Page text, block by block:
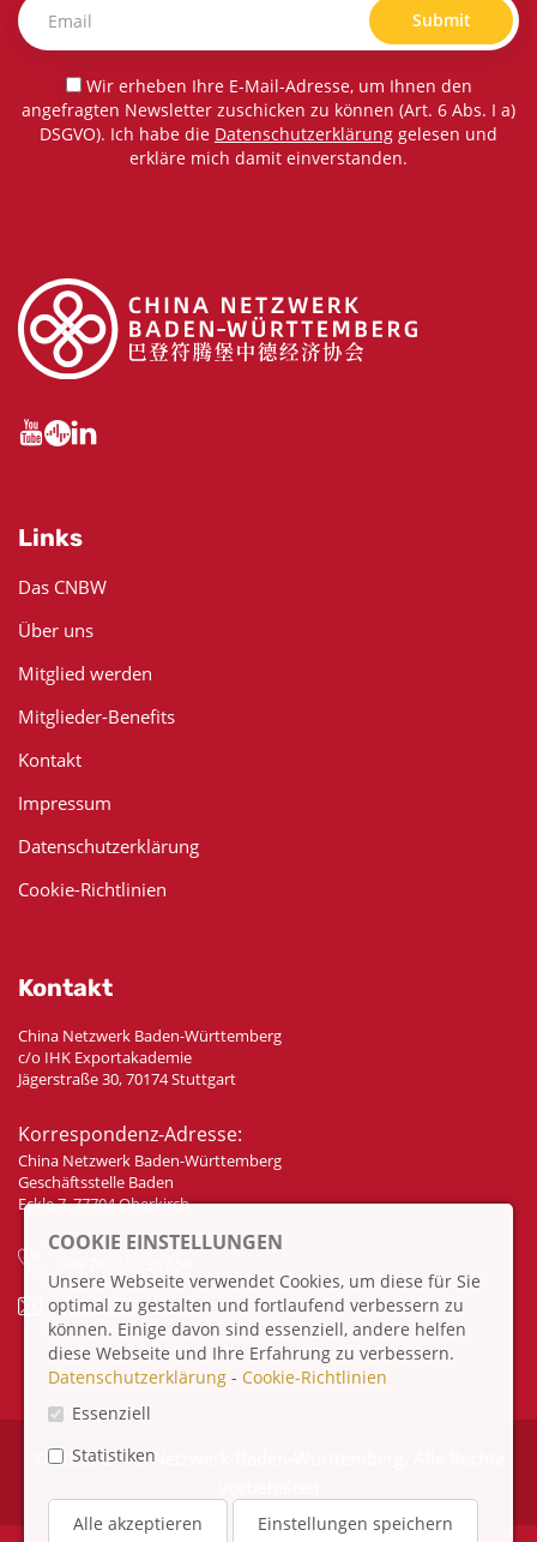
Submit
Wir erheben Ihre E-Mail-Adresse, um Ihnen den
angefragten Newsletter zuschicken zu können (Art. 6 Abs. I a)
DSGVO). Ich habe die Datenschutzerklärung gelesen und
erkläre mich damit einverstanden.
Links
Das CNBW
Über uns
Mitglied werden
Mitglieder-Benefits
Kontakt
Impressum
Datenschutzerklärung
Cookie-Richtlinien
Kontakt
China Netzwerk Baden-Württemberg
c/o IHK Exportakademie
Jägerstraße 30, 70174 Stuttgart
Korrespondenz-Adresse:
China Netzwerk Baden-Württemberg
Geschäftsstelle Baden
Eckle 7, 77704 Oberkirch
info@china-bw.net
© 2026 China Netzwerk Baden-Württemberg. Alle Rechte
COOKIE EINSTELLUNGEN
Unsere Webseite verwendet Cookies, um diese für Sie
optimal zu gestalten und fortlaufend verbessern zu
können. Einige davon sind essenziell, andere helfen
diese Webseite und Ihre Erfahrung zu verbessern.
Datenschutzerklärung - Cookie-Richtlinien
Essenziell
Statistiken
Alle akzeptieren Einstellungen speichern